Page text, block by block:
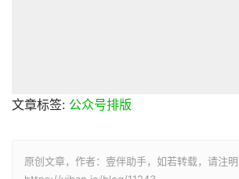
文章标签: 公众号排版
原创文章，作者：壹伴助手，如若转载，请注明